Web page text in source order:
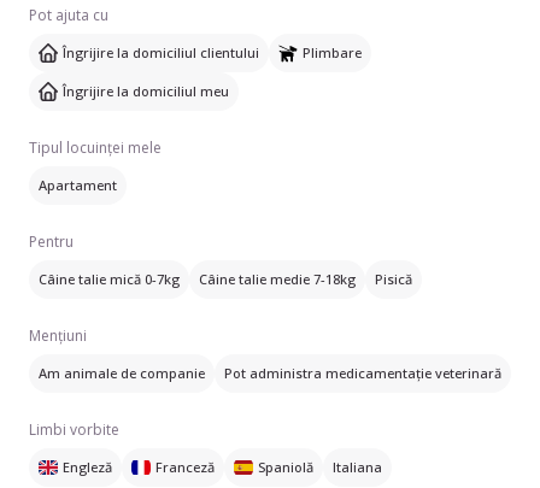
Pot ajuta cu
Îngrijire la domiciliul clientului Plimbare
Îngrijire la domiciliul meu
Tipul locuinței mele
Apartament
Pentru
Câine talie mică 0-7kg Câine talie medie 7-18kg Pisică
Mențiuni
Am animale de companie Pot administra medicamentație veterinară
Limbi vorbite
Engleză Franceză Spaniolă Italiana